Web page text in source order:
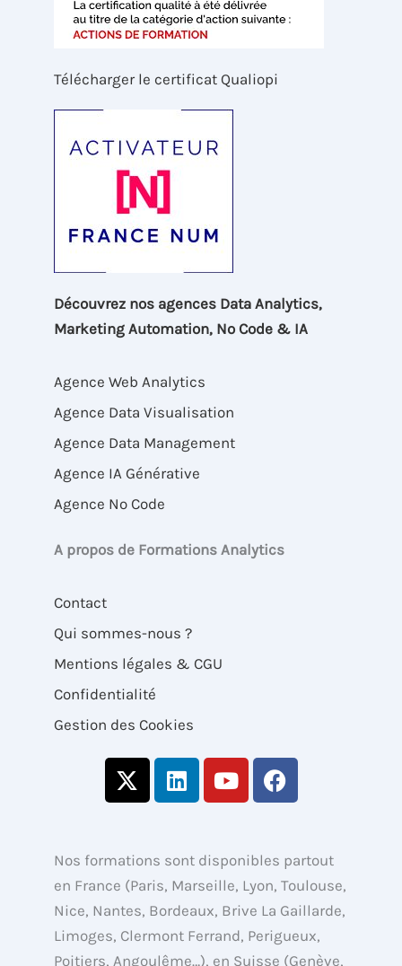
Télécharger le certificat Qualiopi
Découvrez nos agences Data Analytics,
Marketing Automation, No Code & IA
Agence Web Analytics
Agence Data Visualisation
Agence Data Management
Agence IA Générative
Agence No Code
A propos de Formations Analytics
Contact
Qui sommes-nous ?
Mentions légales & CGU
Confidentialité
Gestion des Cookies
X
-
i
t
t
e
r
L
i
e
d
i
n
Y
o
u
b
e
F
a
b
o
o
k
Nos formations sont disponibles partout
en France (Paris, Marseille, Lyon, Toulouse,
Nice, Nantes, Bordeaux, Brive La Gaillarde,
Limoges, Clermont Ferrand, Perigueux,
Poitiers, Angoulême…), en Suisse (Genève,